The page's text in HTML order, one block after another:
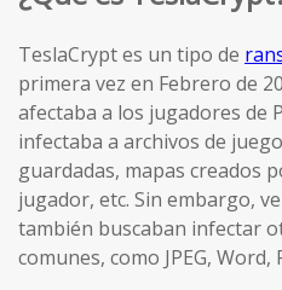
TeslaCrypt es un tipo de
primera vez en Febrero de
afectaba a los jugadores de
infectaba a archivos de
guardadas, mapas creados
jugador, etc. Sin embargo,
también buscaban infectar
comunes, como JPEG, Word,